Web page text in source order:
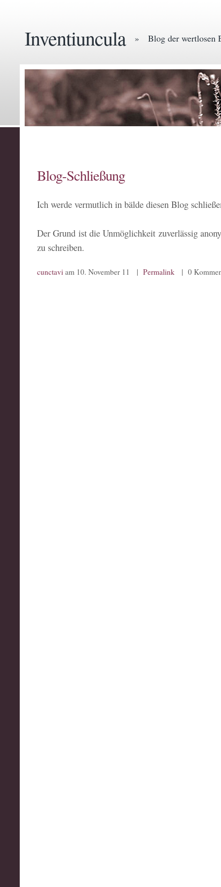
Inventiuncula » Blog der wertlosen
Blog-Schließung
Ich werde vermutlich in bälde diesen Blog
Der Grund ist die Unmöglichkeit zuverlässig
zu schreiben.
cunctavi am 10. November 11 | Permalink | 0